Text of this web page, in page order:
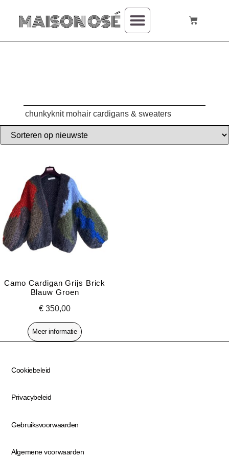
chunkyknit mohair cardigans & sweaters
Camo Cardigan Grijs Brick
Blauw Groen
€ 350,00
Meer informatie
Cookiebeleid
Privacybeleid
Gebruiksvoorwaarden
Algemene voorwaarden